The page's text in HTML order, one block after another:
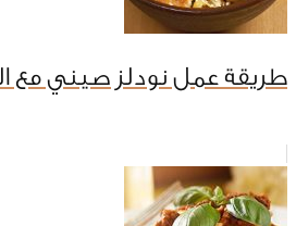
طريقة عمل نودلز صيني مع